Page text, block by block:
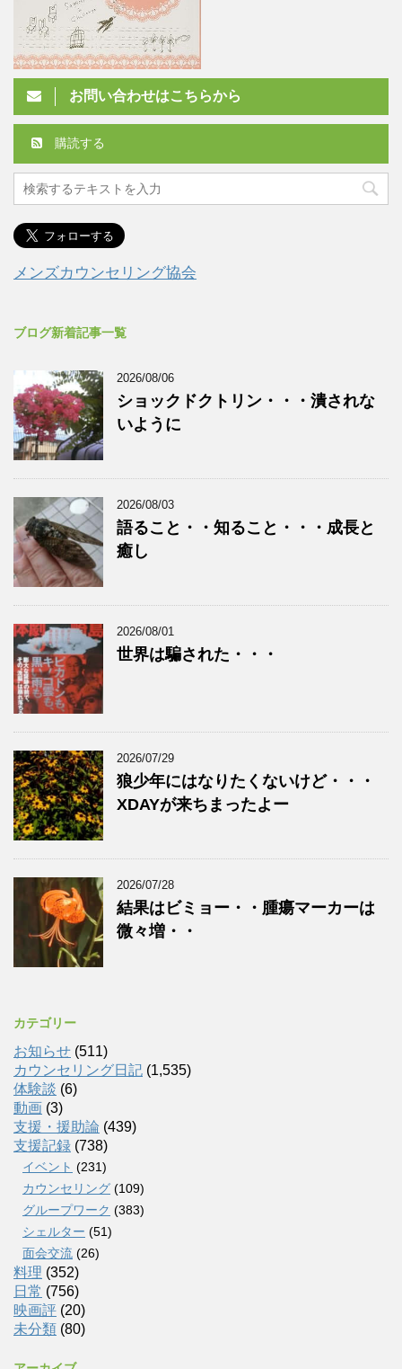
お問い合わせはこちらから
購読する
メンズカウンセリング協会
ブログ新着記事一覧
2026/08/06
ショックドクトリン・・・潰されな
いように
2026/08/03
語ること・・知ること・・・成長と
癒し
2026/08/01
世界は騙された・・・
2026/07/29
狼少年にはなりたくないけど・・・
XDAYが来ちまったよー
2026/07/28
結果はビミョー・・腫瘍マーカーは
微々増・・
カテゴリー
お知らせ (511)
カウンセリング日記 (1,535)
体験談 (6)
動画 (3)
支援・援助論 (439)
支援記録 (738)
イベント (231)
カウンセリング (109)
グループワーク (383)
シェルター (51)
面会交流 (26)
料理 (352)
日常 (756)
映画評 (20)
未分類 (80)